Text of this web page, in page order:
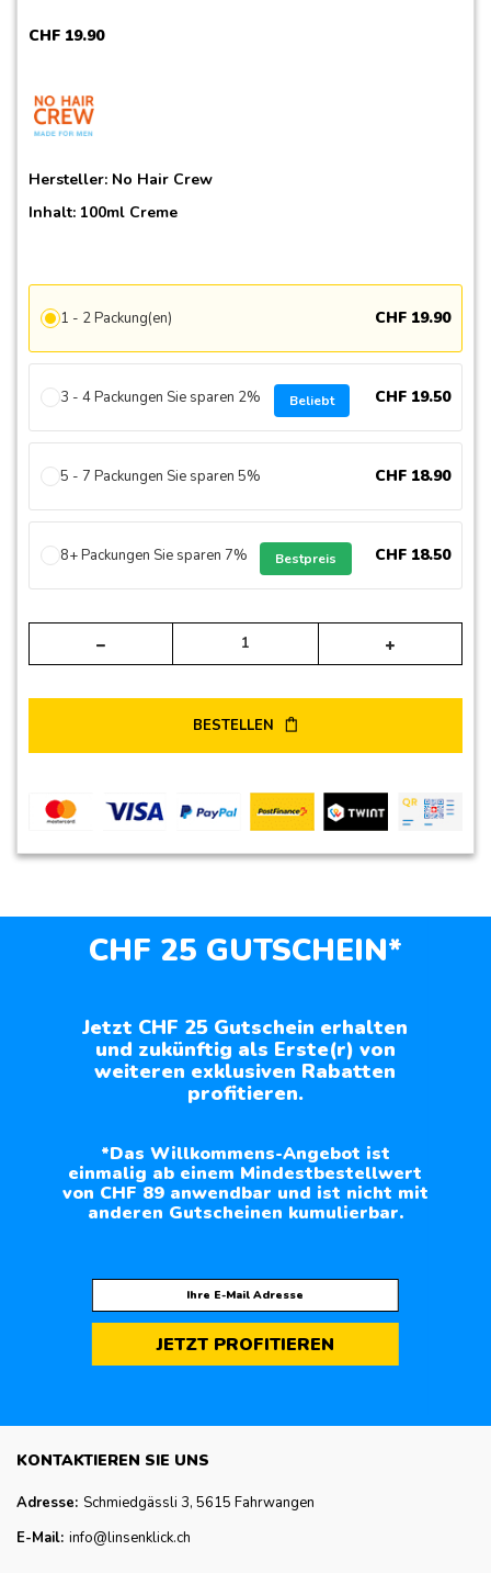
CHF 19.90
Hersteller: No Hair Crew
Inhalt: 100ml Creme
1 - 2 Packung(en) CHF 19.90
3 - 4 Packungen Sie sparen 2% Beliebt CHF19.50
5 - 7 Packungen Sie sparen 5% CHF 18.90
8+ Packungen Sie sparen 7% Bestpreis CHF18.50
BESTELLEN
CHF 25 GUTSCHEIN*
Jetzt CHF 25 Gutschein erhalten
und zukünftig als Erste(r) von
weiteren exklusiven Rabatten
profitieren.
*Das Willkommens-Angebot ist
einmalig ab einem Mindestbestellwert
von CHF 89 anwendbar und ist nicht mit
anderen Gutscheinen kumulierbar.
JETZT PROFITIEREN
KONTAKTIEREN SIE UNS
Adresse: Schmiedgässli 3, 5615 Fahrwangen
E-Mail: info@linsenklick.ch